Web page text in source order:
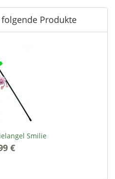
Produkte
Smilie
€